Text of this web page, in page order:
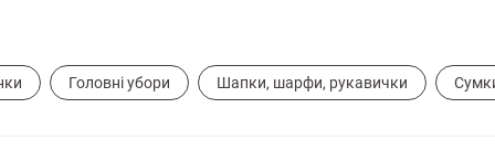
Головні убори Шапки, шарфи, рукавички